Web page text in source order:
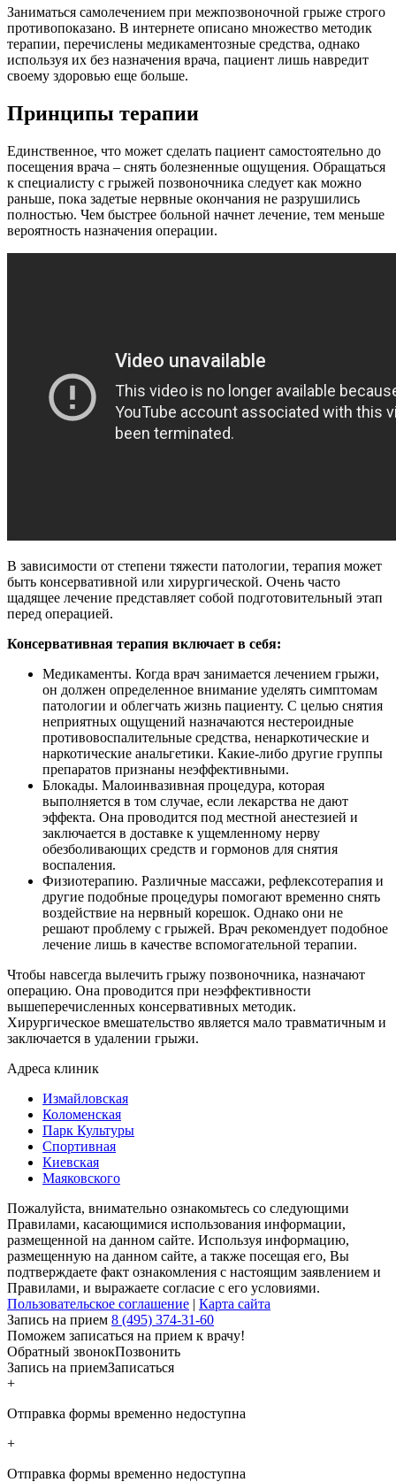
Заниматься самолечением при межпозвоночной грыже строго
противопоказано. В интернете описано множество методик
терапии, перечислены медикаментозные средства, однако
используя их без назначения врача, пациент лишь навредит
своему здоровью еще больше.
Принципы терапии
Единственное, что может сделать пациент самостоятельно до
посещения врача – снять болезненные ощущения. Обращаться
к специалисту с грыжей позвоночника следует как можно
раньше, пока задетые нервные окончания не разрушились
полностью. Чем быстрее больной начнет лечение, тем меньше
вероятность назначения операции.
В зависимости от степени тяжести патологии, терапия может
быть консервативной или хирургической. Очень часто
щадящее лечение представляет собой подготовительный этап
перед операцией.
Консервативная терапия включает в себя:
Медикаменты. Когда врач занимается лечением грыжи,
он должен определенное внимание уделять симптомам
патологии и облегчать жизнь пациенту. С целью снятия
неприятных ощущений назначаются нестероидные
противовоспалительные средства, ненаркотические и
наркотические анальгетики. Какие-либо другие группы
препаратов признаны неэффективными.
Блокады. Малоинвазивная процедура, которая
выполняется в том случае, если лекарства не дают
эффекта. Она проводится под местной анестезией и
заключается в доставке к ущемленному нерву
обезболивающих средств и гормонов для снятия
воспаления.
Физиотерапию. Различные массажи, рефлексотерапия и
другие подобные процедуры помогают временно снять
воздействие на нервный корешок. Однако они не
решают проблему с грыжей. Врач рекомендует подобное
лечение лишь в качестве вспомогательной терапии.
Чтобы навсегда вылечить грыжу позвоночника, назначают
операцию. Она проводится при неэффективности
вышеперечисленных консервативных методик.
Хирургическое вмешательство является мало травматичным и
заключается в удалении грыжи.
Адреса клиник
Измайловская
Коломенская
Парк Культуры
Спортивная
Киевская
Маяковского
Пожалуйста, внимательно ознакомьтесь со следующими
Правилами, касающимися использования информации,
размещенной на данном сайте. Используя информацию,
размещенную на данном сайте, а также посещая его, Вы
подтверждаете факт ознакомления с настоящим заявлением и
Правилами, и выражаете согласие с его условиями.
Пользовательское соглашение | Карта сайта
Запись на прием 8 (495) 374-31-60
Поможем записаться на прием к врачу!
Обратный звонокПозвонить
Запись на приемЗаписаться
+
Отправка формы временно недоступна
+
Отправка формы временно недоступна